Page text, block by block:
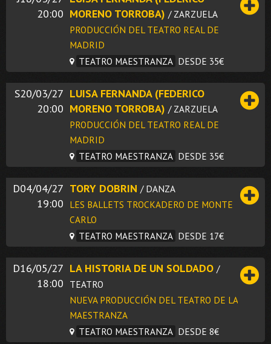
20:00 MORENO TORROBA) / ZARZUELA
PRODUCCIÓN DEL TEATRO REAL DE
MADRID
TEATRO MAESTRANZA DESDE 35€
S20/03/27
20:00
LUISA FERNANDA (FEDERICO
MORENO TORROBA) / ZARZUELA
PRODUCCIÓN DEL TEATRO REAL DE
MADRID
TEATRO MAESTRANZA DESDE 35€
D04/04/27
19:00
TORY DOBRIN / DANZA
LES BALLETS TROCKADERO DE MONTE
CARLO
TEATRO MAESTRANZA DESDE 17€
D16/05/27
18:00
LA HISTORIA DE UN SOLDADO /
TEATRO
NUEVA PRODUCCIÓN DEL TEATRO DE LA
MAESTRANZA
TEATRO MAESTRANZA DESDE 8€